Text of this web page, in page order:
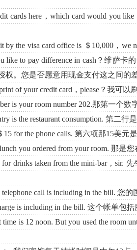
cards here，which card would you
by the visa card office is ＄10,000，we
like to pay difference in cash？维萨
权。您是否愿意用现金支付这之间的
of your credit card，please？我可以
is your room number 202.那第一个数
is the restaurant consumption. 第二行
15 for the phone calls. 第六项那15美元
lunch you ordered from your room. 那是
for drinks taken from the mini-bar，
telephone call is including in the bill. 您
is including in the bill. 这个帐单包括
time is 12 noon. But you used the room